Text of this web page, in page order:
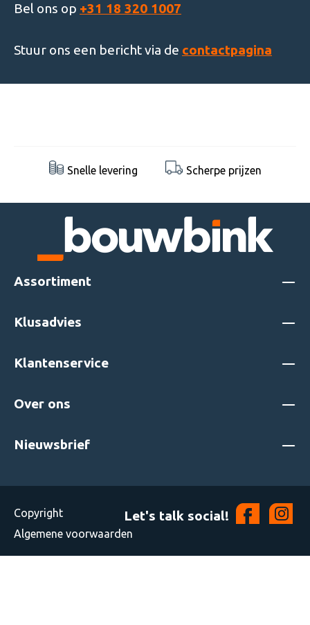
Bel ons op +31 18 320 1007
Stuur ons een bericht via de contactpagina
Snelle levering Scherpe prijzen
Assortiment
Klusadvies
Klantenservice
Over ons
Nieuwsbrief
Copyright Let's talk social!
Algemene voorwaarden